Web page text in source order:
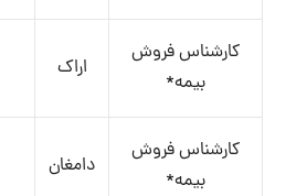
کارشناس فروش
بیمه*
اراک
کارشناس فروش
بیمه*
دامغان